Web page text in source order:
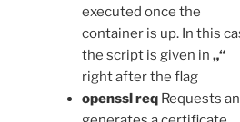
executed once the
container is up. In this
the script is given in „“
right after the flag
openssl reqRequests